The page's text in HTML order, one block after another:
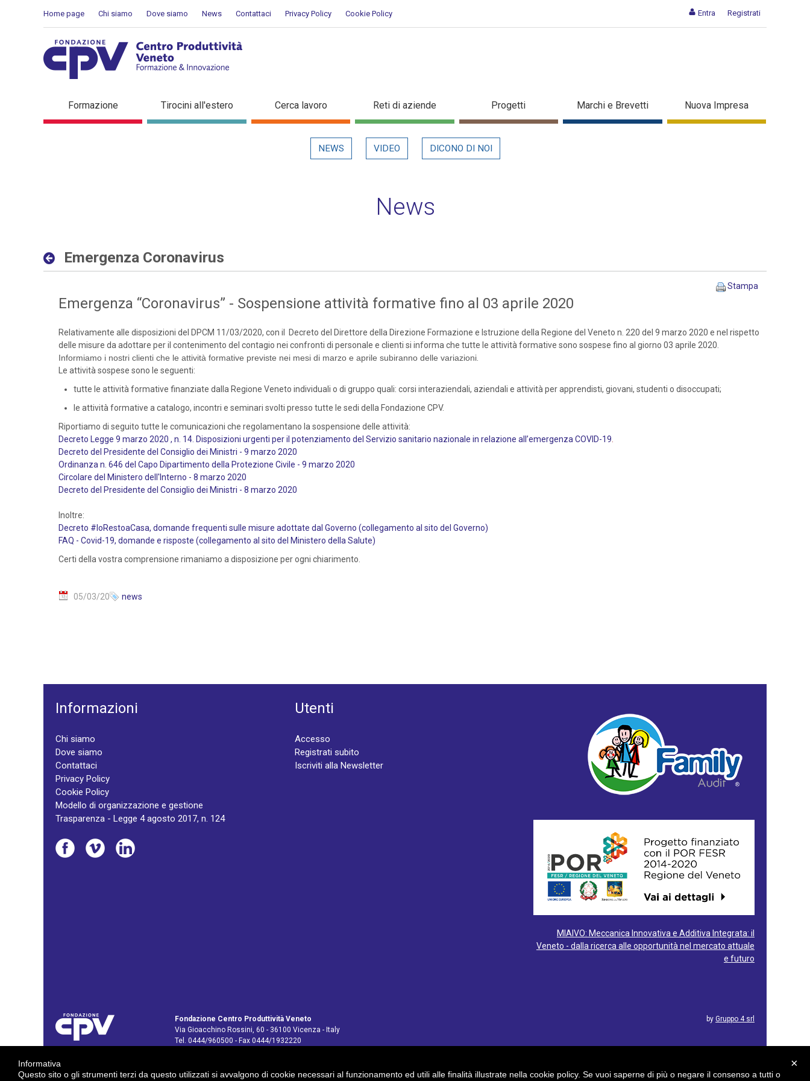
Entra Registrati
Home page Chi siamo Dove siamo News Contattaci Privacy Policy Cookie Policy
Emergenza Coronavirus - Dettaglio in evidenza
Formazione Tirocini all'estero Cerca lavoro Reti di aziende Progetti Marchi e Brevetti Nuova Impresa
NEWS VIDEO DICONO DI NOI
News
Emergenza Coronavirus
Stampa
Emergenza “Coronavirus” - Sospensione attività formative fino al 03 aprile 2020
Relativamente alle disposizioni del DPCM 11/03/2020, con il Decreto del Direttore della Direzione Formazione e Istruzione della Regione del Veneto n. 220 del 9 marzo 2020 e nel rispetto
delle misure da adottare per il contenimento del contagio nei confronti di personale e clienti si informa che tutte le attività formative sono sospese fino al giorno 03 aprile 2020.
Informiamo i nostri clienti che le attività formative previste nei mesi di marzo e aprile subiranno delle variazioni.
Le attività sospese sono le seguenti:
tutte le attività formative finanziate dalla Regione Veneto individuali o di gruppo quali: corsi interaziendali, aziendali e attività per apprendisti, giovani, studenti o disoccupati;
le attività formative a catalogo, incontri e seminari svolti presso tutte le sedi della Fondazione CPV.
Riportiamo di seguito tutte le comunicazioni che regolamentano la sospensione delle attività:
Decreto Legge 9 marzo 2020 , n. 14. Disposizioni urgenti per il potenziamento del Servizio sanitario nazionale in relazione all’emergenza COVID-19.
Decreto del Presidente del Consiglio dei Ministri - 9 marzo 2020
Ordinanza n. 646 del Capo Dipartimento della Protezione Civile - 9 marzo 2020
Circolare del Ministero dell'Interno - 8 marzo 2020
Decreto del Presidente del Consiglio dei Ministri - 8 marzo 2020
Inoltre:
Decreto #IoRestoaCasa, domande frequenti sulle misure adottate dal Governo (collegamento al sito del Governo)
FAQ - Covid-19, domande e risposte (collegamento al sito del Ministero della Salute)
Certi della vostra comprensione rimaniamo a disposizione per ogni chiarimento.
05/03/20 news
Informazioni
Chi siamo
Dove siamo
Contattaci
Privacy Policy
Cookie Policy
Modello di organizzazione e gestione
Trasparenza - Legge 4 agosto 2017, n. 124
Utenti
Accesso
Registrati subito
Iscriviti alla Newsletter
MIAIVO: Meccanica Innovativa e Additiva Integrata: il
Veneto - dalla ricerca alle opportunità nel mercato attuale
e futuro
Fondazione Centro Produttività Veneto
Via Gioacchino Rossini, 60 - 36100 Vicenza - Italy
Tel. 0444/960500 - Fax 0444/1932220
by Gruppo 4 srl
×
Informativa
Questo sito o gli strumenti terzi da questo utilizzati si avvalgono di cookie necessari al funzionamento ed utili alle finalità illustrate nella cookie policy. Se vuoi saperne di più o negare il consenso a tutti o